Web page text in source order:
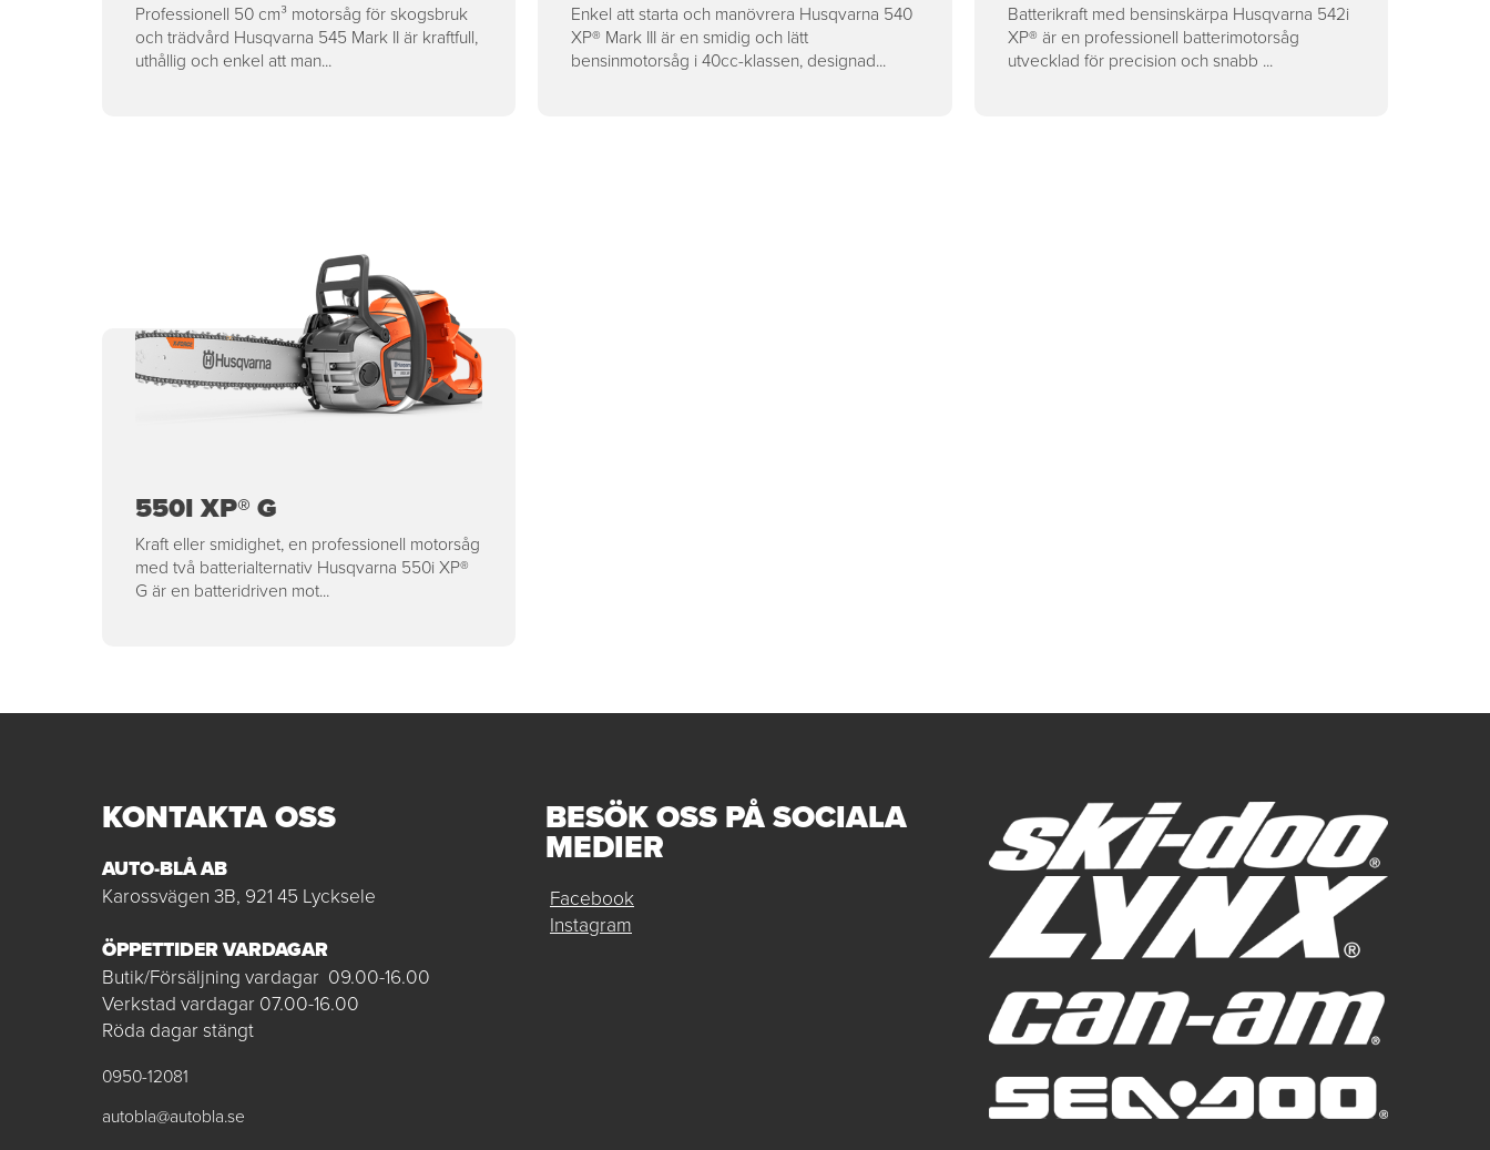
Professionell 50 cm³ motorsåg för skogsbruk
och trädvård Husqvarna 545 Mark II är kraftfull,
uthållig och enkel att man...
Enkel att starta och manövrera Husqvarna 540
XP® Mark III är en smidig och lätt
bensinmotorsåg i 40cc-klassen, designad...
Batterikraft med bensinskärpa Husqvarna 542i
XP® är en professionell batterimotorsåg
utvecklad för precision och snabb ...
550I XP® G
Kraft eller smidighet, en professionell motorsåg
med två batterialternativ Husqvarna 550i XP®
G är en batteridriven mot...
KONTAKTA OSS
AUTO-BLÅ AB
Karossvägen 3B, 921 45 Lycksele
ÖPPETTIDER VARDAGAR
Butik/Försäljning vardagar 09.00-16.00
Verkstad vardagar 07.00-16.00
Röda dagar stängt
0950-12081
autobla@autobla.se
BESÖK OSS PÅ SOCIALA
MEDIER
Facebook
Instagram